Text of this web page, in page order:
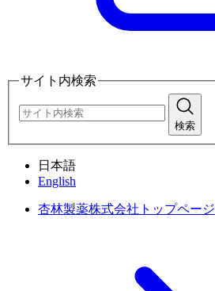
サイト内検索
検索
日本語
English
杏林製薬株式会社トップページ